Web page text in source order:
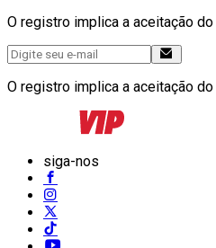
O registro implica a aceitação do
O registro implica a aceitação do
siga-nos